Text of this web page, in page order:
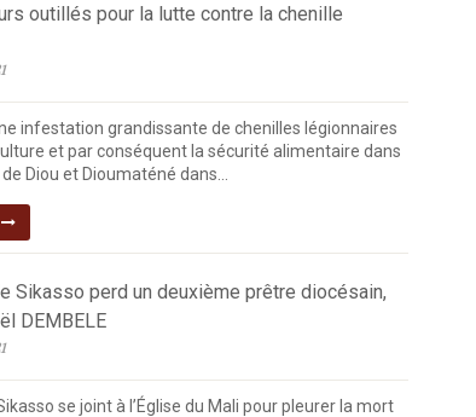
outillés pour la lutte contre la chenille
infestation grandissante de chenilles légionnaires
et par conséquent la sécurité alimentaire dans
Diou et Dioumaténé dans...
Sikasso perd un deuxième prêtre diocésain,
DEMBELE
se joint à l’Église du Mali pour pleurer la mort